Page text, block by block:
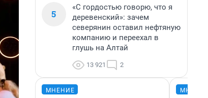
5
«С гордостью говорю, что я
деревенский»: зачем
северянин оставил нефтяную
компанию и переехал в
глушь на Алтай
13 921 2
МНЕНИЕ